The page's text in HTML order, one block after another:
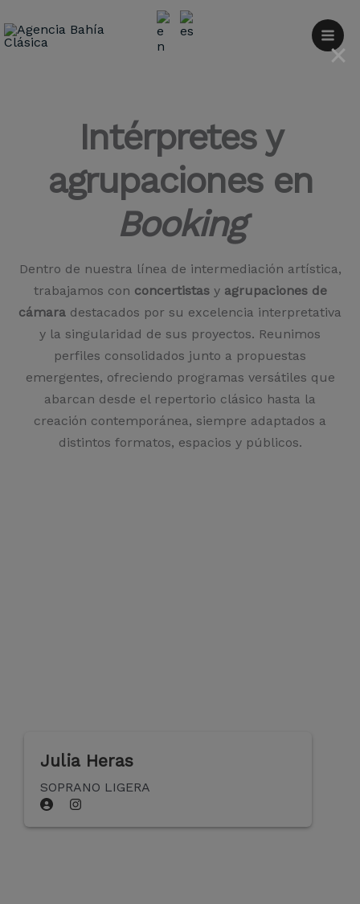
al
Intérpretes y
agrupaciones en
Booking
Dentro de nuestra línea de intermediación artística,
trabajamos con concertistasy agrupaciones de
cámara destacados por su excelencia interpretativa
y la singularidad de sus proyectos. Reunimos
perfiles consolidados junto a propuestas
emergentes, ofreciendo programas versátiles que
abarcan desde el repertorio clásico hasta la
creación contemporánea, siempre adaptados a
distintos formatos, espacios y públicos.
Julia Heras
SOPRANO LIGERA
×